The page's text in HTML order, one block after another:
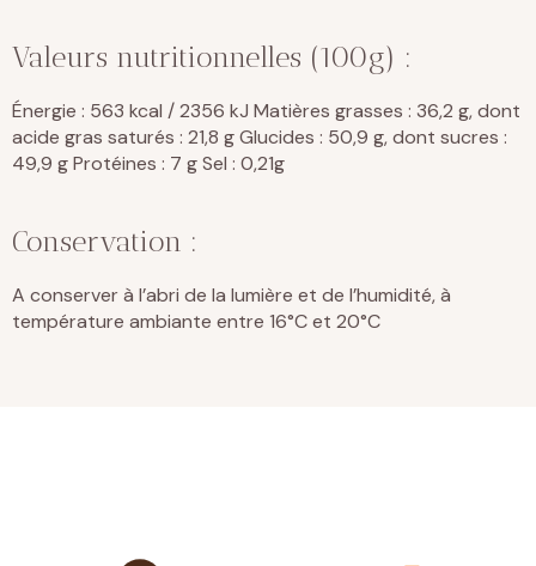
Valeurs nutritionnelles (100g) :
Énergie : 563 kcal / 2356 kJ Matières grasses : 36,2 g, dont
acide gras saturés : 21,8 g Glucides : 50,9 g, dont sucres :
49,9 g Protéines : 7 g Sel : 0,21g
Conservation :
A conserver à l’abri de la lumière et de l’humidité, à
température ambiante entre 16°C et 20°C